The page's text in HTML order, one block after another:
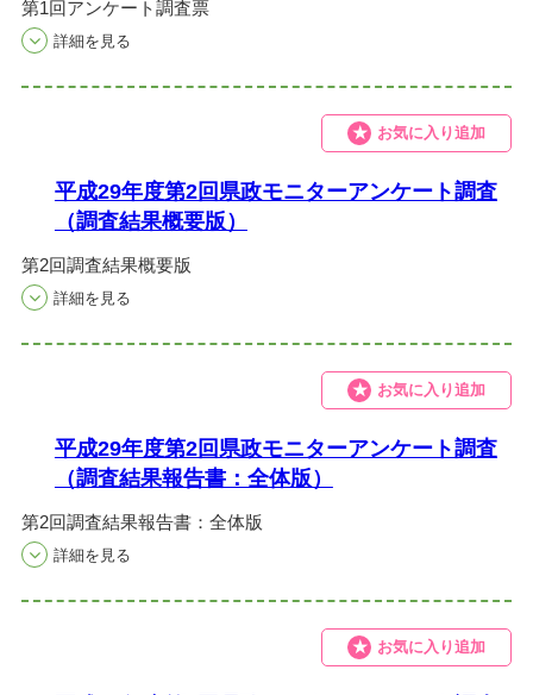
第1回アンケート調査票
お気に入り追加
平成29年度第2回県政モニターアンケート調査
（調査結果概要版）
第2回調査結果概要版
お気に入り追加
平成29年度第2回県政モニターアンケート調査
（調査結果報告書：全体版）
第2回調査結果報告書：全体版
お気に入り追加